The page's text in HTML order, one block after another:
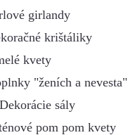
girlandy
krištáliky
kvety
"ženích a nevesta"
Dekorácie sály
pom pom kvety